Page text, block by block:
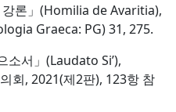
론」(Homilia de Avaritia),
Graeca: PG) 31, 275.
소서」(Laudato Si’),
회, 2021(제2판), 123항 참